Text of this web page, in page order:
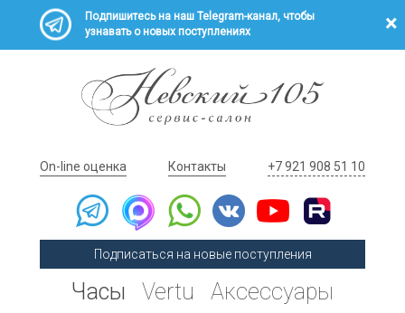
Подпишитесь на наш Telegram-канал, чтобы
узнавать о новых поступлениях
On-line оценка Контакты +7 921 908 51 10
Подписаться на новые поступления
Часы Vertu Аксессуары